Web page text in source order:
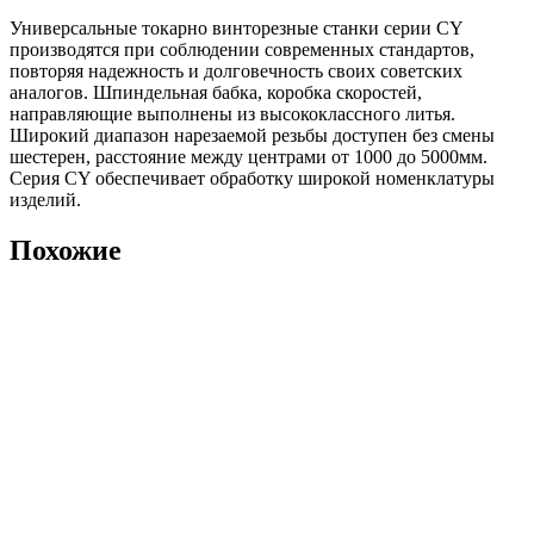
Универсальные токарно винторезные станки серии CY
производятся при соблюдении современных стандартов,
повторяя надежность и долговечность своих советских
аналогов. Шпиндельная бабка, коробка скоростей,
направляющие выполнены из высококлассного литья.
Широкий диапазон нарезаемой резьбы доступен без смены
шестерен, расстояние между центрами от 1000 до 5000мм.
Серия CY обеспечивает обработку широкой номенклатуры
изделий.
Похожие